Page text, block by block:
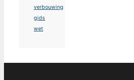
verbouwing
gids
wet